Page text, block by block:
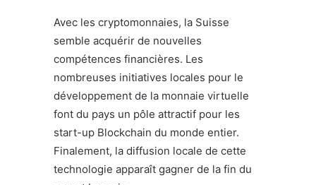
Avec les cryptomonnaies, la Suisse
semble acquérir de nouvelles
compétences financières. Les
nombreuses initiatives locales pour le
développement de la monnaie virtuelle
font du pays un pôle attractif pour les
start-up Blockchain du monde entier.
Finalement, la diffusion locale de cette
technologie apparaît gagner de la fin du